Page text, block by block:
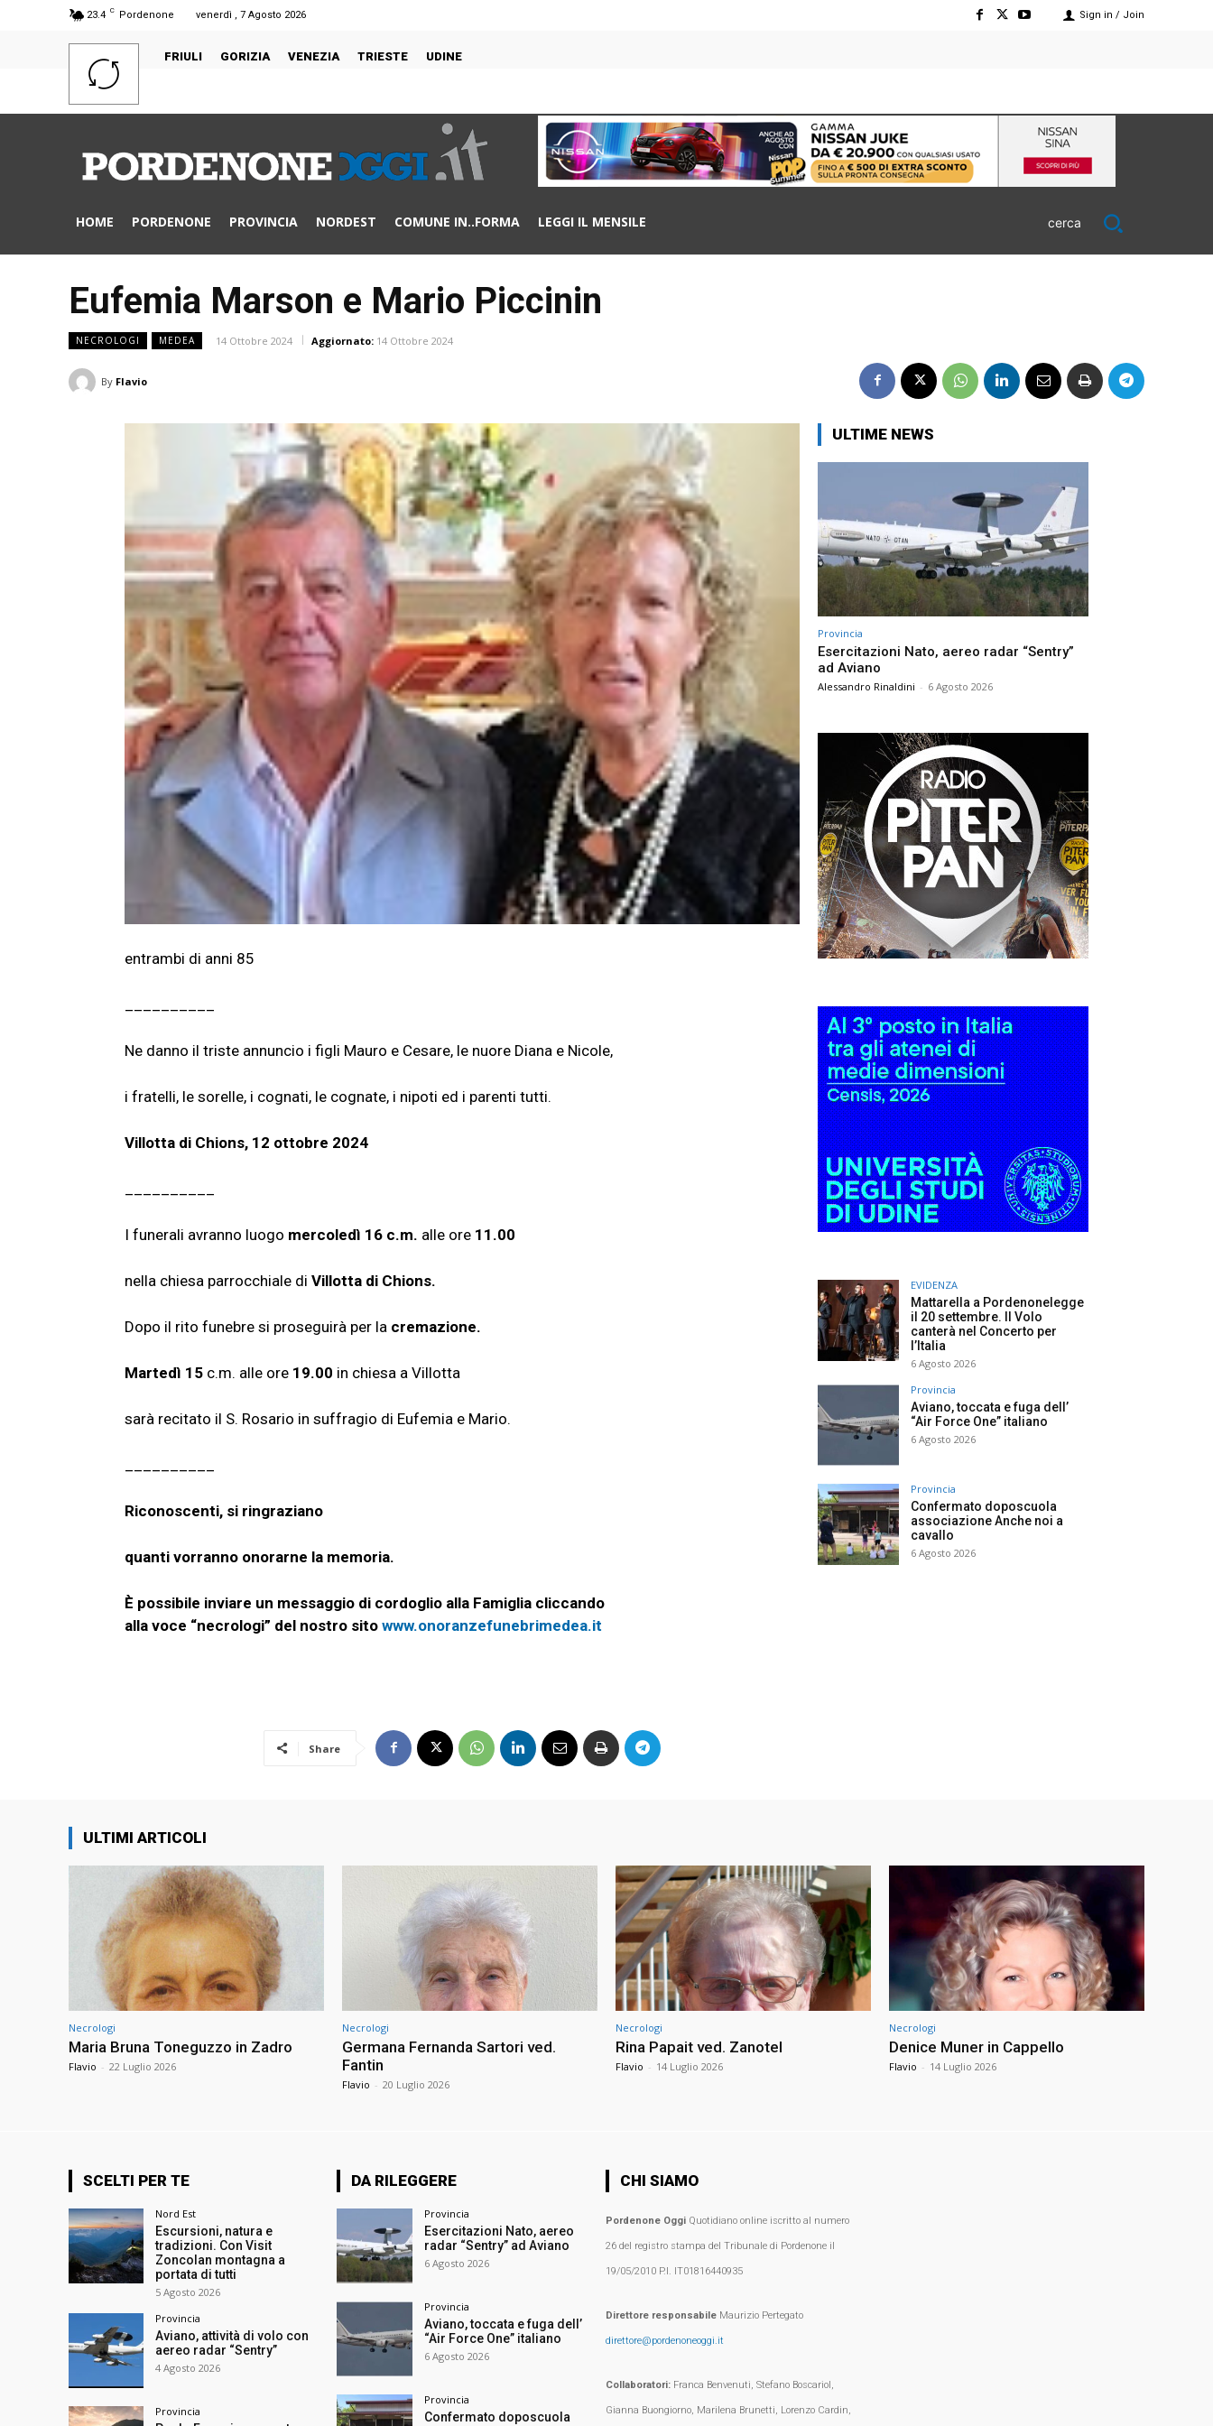
23.4 C Pordenone venerdì , 7 Agosto 2026 Sign in / Join
FRIULI GORIZIA VENEZIA TRIESTE UDINE
HOME PORDENONE PROVINCIA NORDEST COMUNE IN..FORMA LEGGI IL MENSILE cerca
Eufemia Marson e Mario Piccinin
NECROLOGI MEDEA 14 Ottobre 2024 Aggiornato: 14 Ottobre 2024
By Flavio
entrambi di anni 85
Ne danno il triste annuncio i figli Mauro e Cesare, le nuore Diana e Nicole,
i fratelli, le sorelle, i cognati, le cognate, i nipoti ed i parenti tutti.
Villotta di Chions, 12 ottobre 2024
I funerali avranno luogo mercoledì 16 c.m. alle ore 11.00
nella chiesa parrocchiale di Villotta di Chions.
Dopo il rito funebre si proseguirà per la cremazione.
Martedì 15 c.m. alle ore 19.00 in chiesa a Villotta
sarà recitato il S. Rosario in suffragio di Eufemia e Mario.
Riconoscenti, si ringraziano
quanti vorranno onorarne la memoria.
È possibile inviare un messaggio di cordoglio alla Famiglia cliccando
alla voce “necrologi” del nostro sito www.onoranzefunebrimedea.it
Share
ULTIME NEWS
Provincia
Esercitazioni Nato, aereo radar “Sentry”
ad Aviano
Alessandro Rinaldini - 6 Agosto 2026
EVIDENZA
Mattarella a Pordenonelegge
il 20 settembre. Il Volo
canterà nel Concerto per
l’Italia
6 Agosto 2026
Provincia
Aviano, toccata e fuga dell’
“Air Force One” italiano
6 Agosto 2026
Provincia
Confermato doposcuola
associazione Anche noi a
cavallo
6 Agosto 2026
ULTIMI ARTICOLI
Necrologi
Maria Bruna Toneguzzo in Zadro
Flavio - 22 Luglio 2026
Necrologi
Germana Fernanda Sartori ved.
Fantin
Flavio - 20 Luglio 2026
Necrologi
Rina Papait ved. Zanotel
Flavio - 14 Luglio 2026
Necrologi
Denice Muner in Cappello
Flavio - 14 Luglio 2026
SCELTI PER TE
Nord Est
Escursioni, natura e
tradizioni. Con Visit
Zoncolan montagna a
portata di tutti
5 Agosto 2026
Provincia
Aviano, attività di volo con
aereo radar “Sentry”
4 Agosto 2026
Provincia
DA RILEGGERE
Provincia
Esercitazioni Nato, aereo
radar “Sentry” ad Aviano
6 Agosto 2026
Provincia
Aviano, toccata e fuga dell’
“Air Force One” italiano
6 Agosto 2026
Provincia
Confermato doposcuola
CHI SIAMO
Pordenone OggiQuotidiano online iscritto al numero
26 del registro stampa del Tribunale di Pordenone il
19/05/2010 P.I. IT01816440935
Direttore responsabileMaurizio Pertegato
direttore@pordenoneoggi.it
Collaboratori:Franca Benvenuti, Stefano Boscariol,
Gianna Buongiorno, Marilena Brunetti, Lorenzo Cardin,